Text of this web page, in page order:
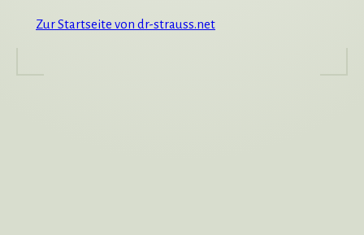
Zur Startseite von dr-strauss.net